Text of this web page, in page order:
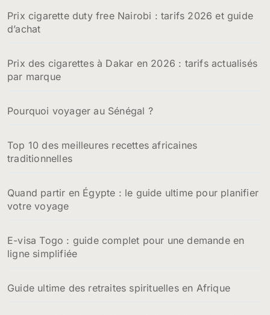
Prix cigarette duty free Nairobi : tarifs 2026 et guide
d’achat
Prix des cigarettes à Dakar en 2026 : tarifs actualisés
par marque
Pourquoi voyager au Sénégal ?
Top 10 des meilleures recettes africaines
traditionnelles
Quand partir en Égypte : le guide ultime pour planifier
votre voyage
E-visa Togo : guide complet pour une demande en
ligne simplifiée
Guide ultime des retraites spirituelles en Afrique